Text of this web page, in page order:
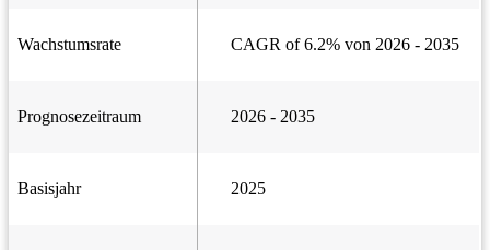
Wachstumsrate CAGR of 6.2% von 2026 - 2035
Prognosezeitraum 2026 - 2035
Basisjahr 2025